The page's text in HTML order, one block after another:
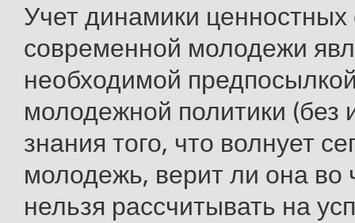
Учет динамики
современной молодежи
необходимой
молодежной политики (без
знания того, что волнует
молодежь, верит ли она во
нельзя рассчитывать на